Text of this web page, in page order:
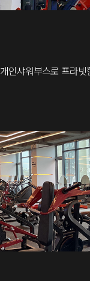
개인샤워부스로 프라빗